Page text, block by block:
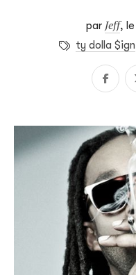
par Jeff,
ty dolla $ign